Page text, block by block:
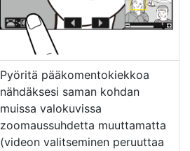
Pyöritä pääkomentokiekkoa
nähdäksesi saman kohdan
muissa valokuvissa
zoomaussuhdetta muuttamatta
(videon valitseminen peruuttaa